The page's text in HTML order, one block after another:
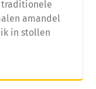
traditionele
amandel
in stollen